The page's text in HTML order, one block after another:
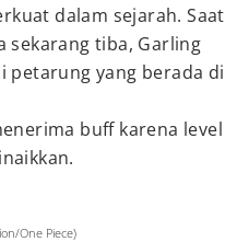
dalam sejarah. Saat
sekarang tiba, Garling
petarung yang berada di
buff karena level
One Piece)